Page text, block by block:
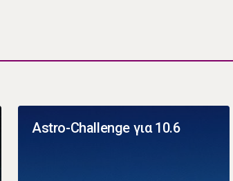
Astro-Challenge για 10.6